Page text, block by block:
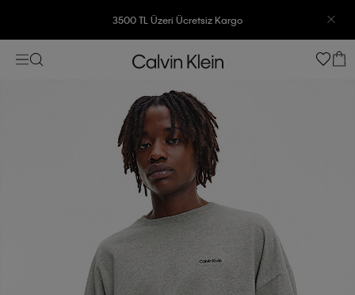
3500 TL Üzeri Ücretsiz Kargo
7500 TL Ve Üzeri Alışverişlerinizde 6 Taksit İmkanı